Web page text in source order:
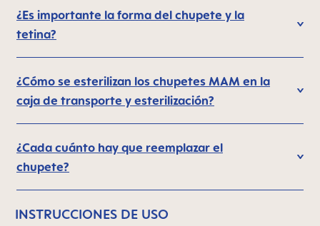
¿Es importante la forma del chupete y la
tetina?
¿Cómo se esterilizan los chupetes MAM en la
caja de transporte y esterilización?
¿Cada cuánto hay que reemplazar el
chupete?
INSTRUCCIONES DE USO